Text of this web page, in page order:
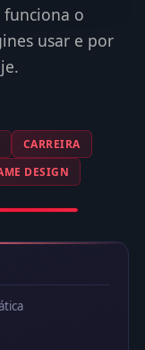
funciona o
usar e por
CARREIRA
DESIGN